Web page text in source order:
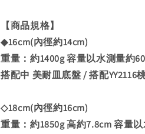
【商品規格】
◆16cm(內徑約14cm)
重量：約1400g 容量以水測量約
搭配中 美耐皿底盤 / 搭配YY2116
◇18cm(內徑約16cm)
重量：約1850g 高約7.8cm 容量